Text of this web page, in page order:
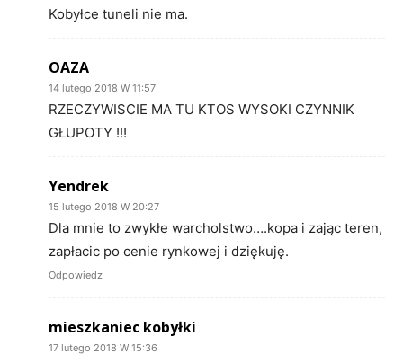
Kobyłce tuneli nie ma.
OAZA
14 lutego 2018 W 11:57
RZECZYWISCIE MA TU KTOS WYSOKI CZYNNIK
GŁUPOTY !!!
Yendrek
15 lutego 2018 W 20:27
Dla mnie to zwykłe warcholstwo….kopa i zając teren,
zapłacic po cenie rynkowej i dziękuję.
Odpowiedz
mieszkaniec kobyłki
17 lutego 2018 W 15:36